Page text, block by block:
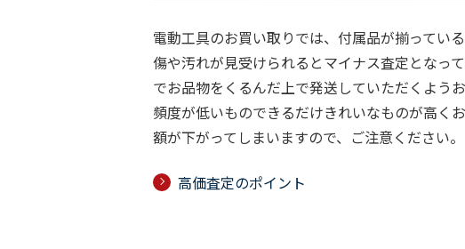
電動工具のお買い取りでは、付属品が揃ってい
傷や汚れが見受けられるとマイナス査定となっ
でお品物をくるんだ上で発送していただくよう
頻度が低いものできるだけきれいなものが高く
額が下がってしまいますので、ご注意ください。
高価査定のポイント